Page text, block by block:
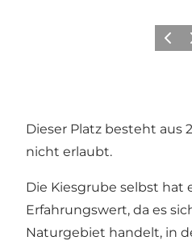
Zurück
Dieser Platz besteht aus
nicht erlaubt.
Die Kiesgrube selbst hat
Erfahrungswert, da es
Naturgebiet handelt, in